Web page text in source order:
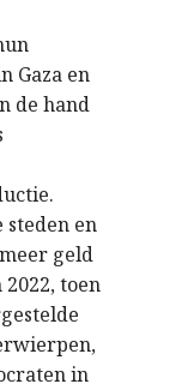
Gaza en
de hand
steden en
geld
toen
in